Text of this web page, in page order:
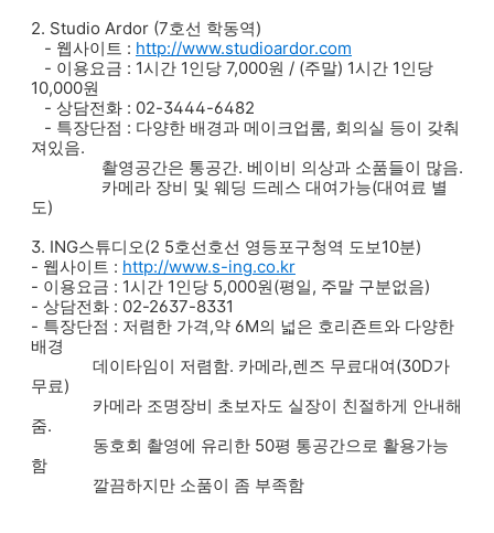
2. Studio Ardor (7호선 학동역)
- 웹사이트 : http://www.studioardor.com
- 이용요금 : 1시간 1인당 7,000원 / (주말) 1시간 1인당
10,000원
- 상담전화 : 02-3444-6482
- 특장단점 : 다양한 배경과 메이크업룸, 회의실 등이 갖춰
져있음.
촬영공간은 통공간. 베이비 의상과 소품들이 많음.
카메라 장비 및 웨딩 드레스 대여가능(대여료 별
도)
3. ING스튜디오(2 5호선호선 영등포구청역 도보10분)
- 웹사이트 : http://www.s-ing.co.kr
- 이용요금 : 1시간 1인당 5,000원(평일, 주말 구분없음)
- 상담전화 : 02-2637-8331
- 특장단점 : 저렴한 가격,약 6M의 넓은 호리죤트와 다양한
배경
데이타임이 저렴함. 카메라,렌즈 무료대여(30D가
무료)
카메라 조명장비 초보자도 실장이 친절하게 안내해
줌.
동호회 촬영에 유리한 50평 통공간으로 활용가능
함
깔끔하지만 소품이 좀 부족함